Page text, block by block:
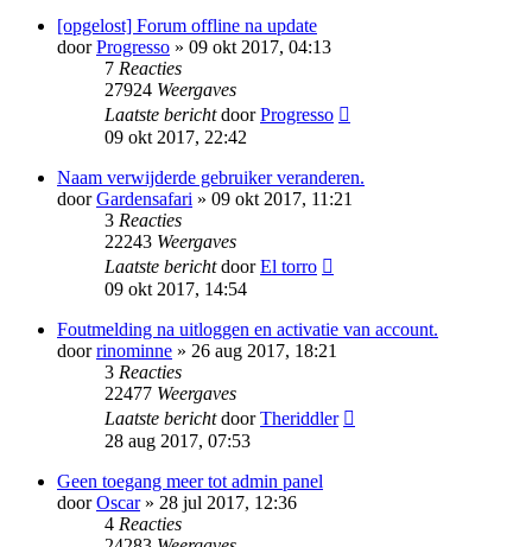
[opgelost] Forum offline na update
doorProgresso » 09 okt 2017, 04:13
7 Reacties
27924 Weergaves
Laatste berichtdoorProgresso
09 okt 2017, 22:42
Naam verwijderde gebruiker veranderen.
doorGardensafari » 09 okt 2017, 11:21
3 Reacties
22243 Weergaves
Laatste berichtdoorEl torro
09 okt 2017, 14:54
Foutmelding na uitloggen en activatie van account.
doorrinominne » 26 aug 2017, 18:21
3 Reacties
22477 Weergaves
Laatste berichtdoorTheriddler
28 aug 2017, 07:53
Geen toegang meer tot admin panel
doorOscar» 28 jul 2017, 12:36
4 Reacties